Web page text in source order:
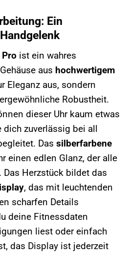
Ein
ist ein wahres
aus hochwertigem
Eleganz aus, sondern
Robustheit.
dieser Uhr kaum etwas
dich zuverlässig bei all
Das silberfarbene
einen edlen Glanz, der alle
Herzstück bildet das
, das mit leuchtenden
scharfen Details
deine Fitnessdaten
liest oder einfach
das Display ist jederzeit